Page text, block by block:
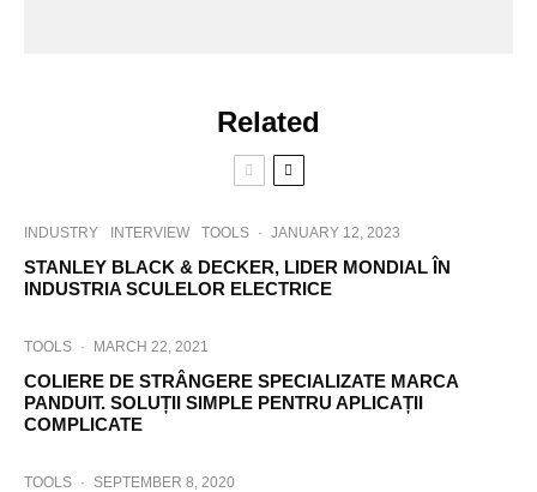
Related
INDUSTRY INTERVIEW TOOLS · JANUARY 12, 2023
STANLEY BLACK & DECKER, LIDER MONDIAL ÎN
INDUSTRIA SCULELOR ELECTRICE
TOOLS · MARCH 22, 2021
COLIERE DE STRÂNGERE SPECIALIZATE MARCA
PANDUIT. SOLUȚII SIMPLE PENTRU APLICAȚII
COMPLICATE
TOOLS · SEPTEMBER 8, 2020